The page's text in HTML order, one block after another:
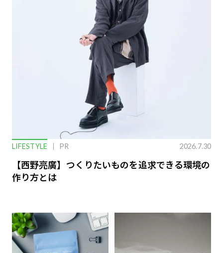
LIFESTYLE PR 2026.7.30
【西野亮廣】つくりたいものを追求できる環境の
作り方とは